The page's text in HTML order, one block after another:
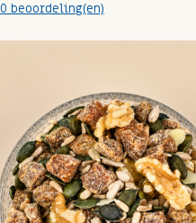
0 beoordeling(en)